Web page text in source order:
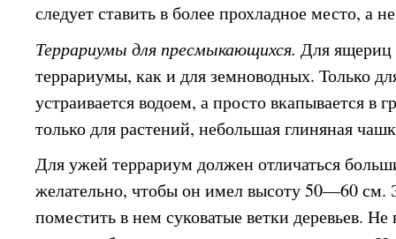
следует ставить в более прохладное место, а
Террариумы для пресмыкающихся. Для ящериц
террариумы, как и для земноводных. Только
устраивается водоем, а просто вкапывается в
только для растений, небольшая глиняная
Для ужей террариум должен отличаться
желательно, чтобы он имел высоту 50—60 см.
поместить в нем суковатые ветки деревьев.